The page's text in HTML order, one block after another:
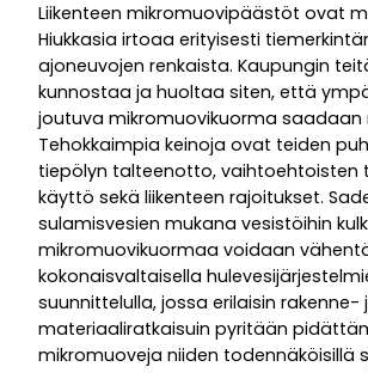
Liikenteen mikromuovipäästöt ovat
Hiukkasia irtoaa erityisesti
ajoneuvojen renkaista. Kaupungin
kunnostaa ja huoltaa siten, että
joutuva mikromuovikuorma saadaan
Tehokkaimpia keinoja ovat teiden
tiepölyn talteenotto, vaihtoehtoisten
käyttö sekä liikenteen rajoitukset.
sulamisvesien mukana vesistöihin
mikromuovikuormaa voidaan
kokonaisvaltaisella
suunnittelulla, jossa erilaisin rakenne-
materiaaliratkaisuin pyritään
mikromuoveja niiden todennäköisillä